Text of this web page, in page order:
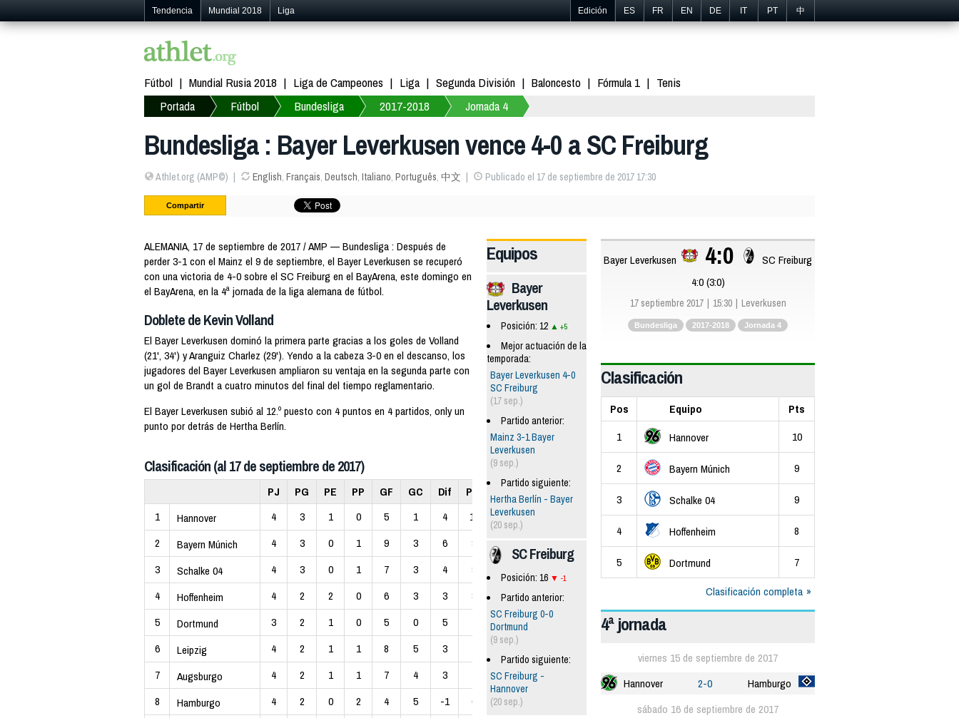
Tendencia Mundial 2018 Liga Edición ES FR EN DE IT PT 中
Fútbol Mundial Rusia 2018 Liga de Campeones Liga Segunda División Baloncesto Fórmula 1
Tenis
Portada
Fútbol Bundesliga 2017-2018 Jornada 4
Bundesliga : Bayer Leverkusen vence 4-0 a SC Freiburg
Athlet.org (AMP©) English, Français, Deutsch, Italiano, Português, 中文 Publicado el 17 de septiembre de 2017 17:30
Compartir
ALEMANIA, 17 de septiembre de 2017 / AMP — Bundesliga : Después de
perder 3-1 con el Mainz el 9 de septiembre, el Bayer Leverkusen se recuperó
con una victoria de 4-0 sobre el SC Freiburg en el BayArena, este domingo en
el BayArena, en la 4ª jornada de la liga alemana de fútbol.
Doblete de Kevin Volland
El Bayer Leverkusen dominó la primera parte gracias a los goles de Volland
(21', 34') y Aranguiz Charlez (29'). Yendo a la cabeza 3-0 en el descanso, los
jugadores del Bayer Leverkusen ampliaron su ventaja en la segunda parte con
un gol de Brandt a cuatro minutos del final del tiempo reglamentario.
El Bayer Leverkusen subió al 12.º puesto con 4 puntos en 4 partidos, only un
punto por detrás de Hertha Berlín.
Clasificación (al 17 de septiembre de 2017)
PJ PG PE PP GF GC Dif
Pts
1
Hannover 4 3 1 0 5 1 4
10
2
Bayern Múnich 4 3 0 1 9 3 6
9
3
Schalke 04 4 3 0 1 7 3 4
9
4
Hoffenheim 4 2 2 0 6 3 3
8
5
Dortmund 3 2 1 0 5 0 5
6
Leipzig 4 2 1 1 8 5 3
7
Augsburgo 4 2 1 1 7 4 3
8
Hamburgo 4 2 0 2 4 5 -1
6
Equipos
Bayer
Leverkusen
Posición: 12 +5
Mejor actuación de la
temporada:
Bayer Leverkusen 4-0
SC Freiburg
(17 sep.)
Partido anterior:
Mainz 3-1 Bayer
Leverkusen
(9 sep.)
Partido siguiente:
Hertha Berlín - Bayer
Leverkusen
(20 sep.)
SC Freiburg
Posición: 16 -1
Partido anterior:
SC Freiburg 0-0
Dortmund
(9 sep.)
Partido siguiente:
SC Freiburg -
Hannover
(20 sep.)
Bayer Leverkusen 4:0
SC Freiburg
4:0 (3:0)
17 septiembre 2017 15:30 Leverkusen
Bundesliga 2017-2018 Jornada 4
Clasificación
Pos Equipo
Pts
1
Hannover 10
2 Bayern Múnich 9
3 Schalke 04 9
4 Hoffenheim 8
5 Dortmund
7
Clasificación completa
4ª jornada
viernes 15 de septiembre de 2017
Hannover
2-0
Hamburgo
sábado 16 de septiembre de 2017